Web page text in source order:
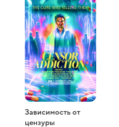
Зависимость от
цензуры